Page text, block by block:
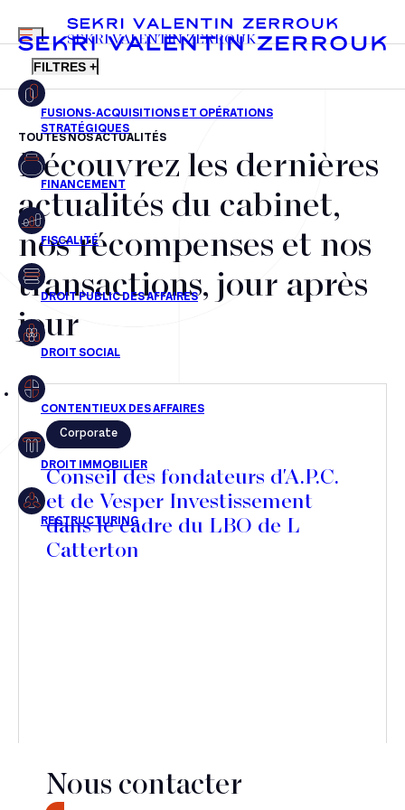
FR EN
MENU
SEKRI VALENTIN ZERROUK
FILTRES +
Fusions-acquisitions et opérations stratégiques
Financement
Fiscalité
Droit public des affaires
Droit social
Droit immobilier
Restructuring
Article
TOUTES NOS ACTUALITÉS
Découvrez les dernières
actualités du cabinet,
nos récompenses et nos
transactions, jour après
jour
Corporate
Conseil des fondateurs d'A.P.C.
et de Vesper Investissement
dans le cadre du LBO de L
Catterton
Nous contacter